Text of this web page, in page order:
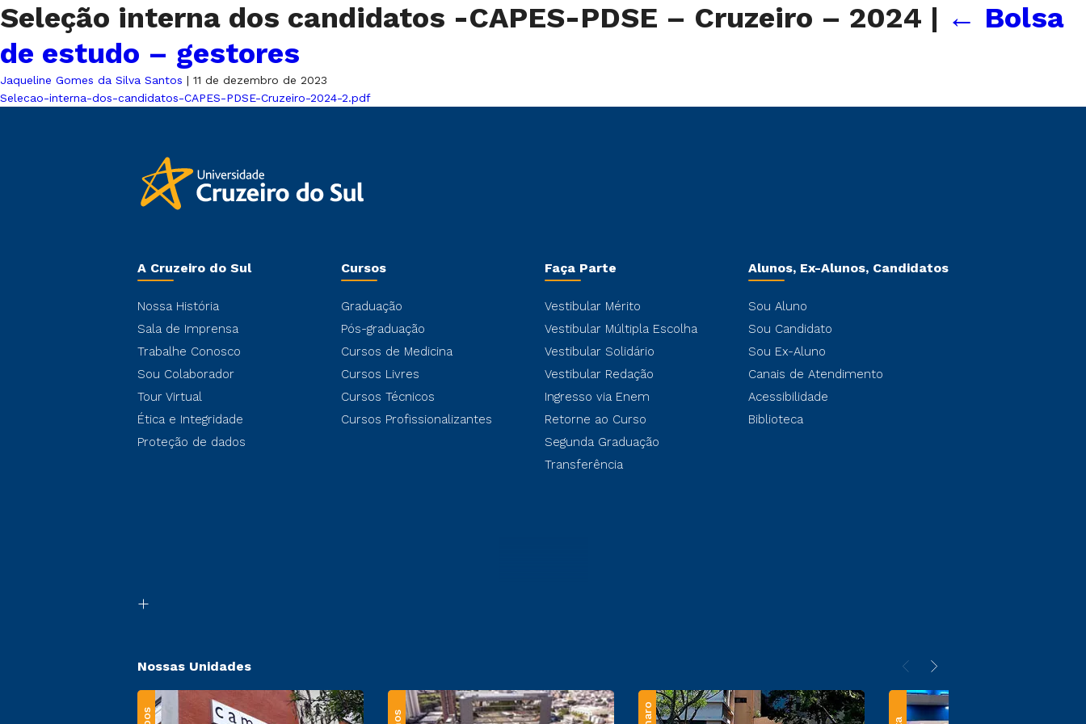
Seleção interna dos candidatos -CAPES-PDSE – Cruzeiro – 2024 | ← Bolsa
de estudo – gestores
Jaqueline Gomes da Silva Santos | 11 de dezembro de 2023
Selecao-interna-dos-candidatos-CAPES-PDSE-Cruzeiro-2024-2.pdf
A Cruzeiro do Sul
Nossa História
Sala de Imprensa
Trabalhe Conosco
Sou Colaborador
Tour Virtual
Ética e Integridade
Proteção de dados
Cursos
Graduação
Pós-graduação
Cursos de Medicina
Cursos Livres
Cursos Técnicos
Cursos Profissionalizantes
Faça Parte
Vestibular Mérito
Vestibular Múltipla Escolha
Vestibular Solidário
Vestibular Redação
Ingresso via Enem
Retorne ao Curso
Segunda Graduação
Transferência
Alunos, Ex-Alunos, Candidatos
Sou Aluno
Sou Candidato
Sou Ex-Aluno
Canais de Atendimento
Acessibilidade
Biblioteca
Nossas Unidades